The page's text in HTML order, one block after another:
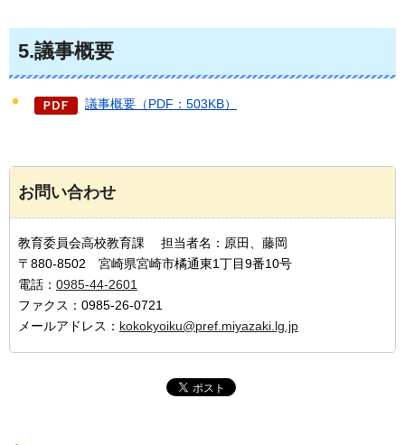
5.議事概要
議事概要（PDF：503KB）
お問い合わせ
教育委員会高校教育課 担当者名：原田、藤岡
〒880-8502 宮崎県宮崎市橘通東1丁目9番10号
電話： 0985-44-2601
ファクス：0985-26-0721
メールアドレス： kokokyoiku@pref.miyazaki.lg.jp